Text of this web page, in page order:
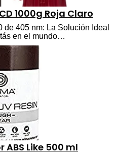
1000g Roja Claro
de 405 nm: La Solución Ideal
en el mundo…
ABS Like 500 ml